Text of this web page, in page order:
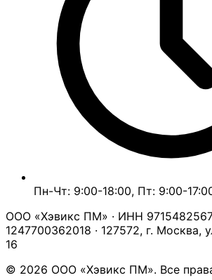
Пн-Чт: 9:00-18:00, Пт: 9:00-
ООО «Хэвикс ПМ» · ИНН
1247700362018 · 127572, г. Москва,
16
© 2026 ООО «Хэвикс ПМ». Все